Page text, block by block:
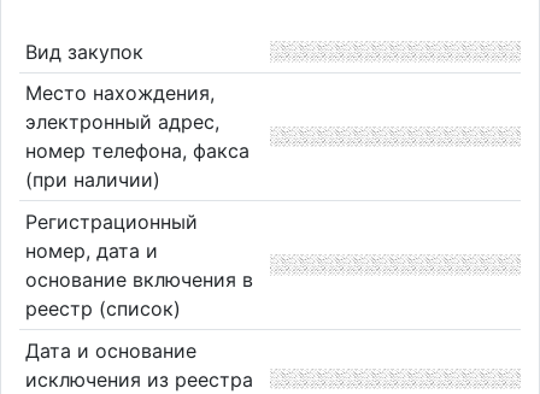
Вид закупок
Место нахождения,
электронный адрес,
номер телефона, факса
(при наличии)
Регистрационный
номер, дата и
основание включения в
реестр (список)
Дата и основание
исключения из реестра